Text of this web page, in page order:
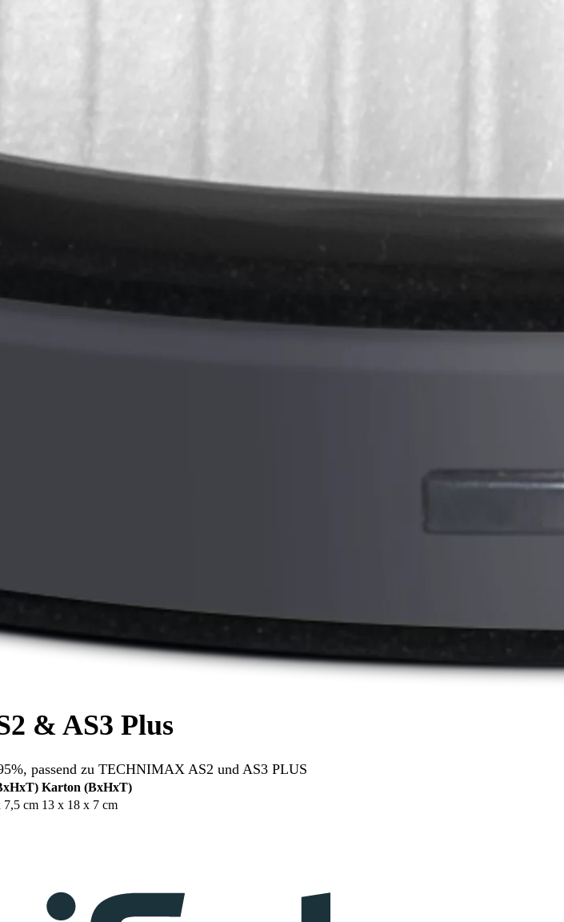
& AS3 Plus
passend zu TECHNIMAX AS2 und AS3 PLUS
Karton (BxHxT)
7,5 cm 13 x 18 x 7 cm